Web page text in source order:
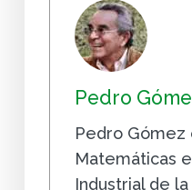
Pedro
Pedro Gómez
Matemáticas
Industrial de